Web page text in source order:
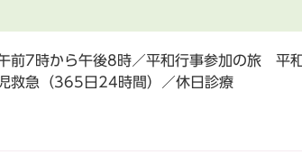
7時から午後8時／平和行事参加の旅 平
救急（365日24時間）／休日診療